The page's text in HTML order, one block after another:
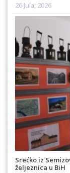
26 Jula, 2026
Srećko iz
željeznica u BiH